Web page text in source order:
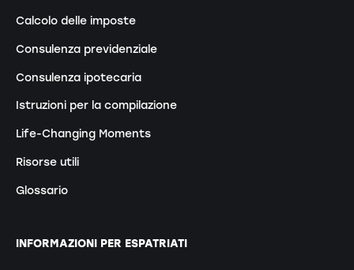
Calcolo delle imposte
Consulenza previdenziale
Consulenza ipotecaria
Istruzioni per la compilazione
Life-Changing Moments
Risorse utili
Glossario
INFORMAZIONI PER ESPATRIATI